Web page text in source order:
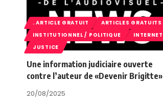
. ARTICLE GRATUIT
ARTICLES GRATUITS
INSTITUTIONNEL / POLITIQUE
INTERNET
JUSTICE
Une information judiciaire ouverte
contre l’auteur de «Devenir Brigitte»
20/08/2025